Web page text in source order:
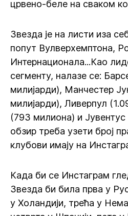
црвено-беле на сваком
Звезда је на листи иза
попут Вулверхемптона,
Интернационала...Као
сегменту, налазе се:
милијарди), Манчестер
милијарди), Ливерпул
(793 милиона) и
обзир треба узети број
клубови имају на
Када би се Инстаграм
Звезда би била прва у
у Холандији, трећа у